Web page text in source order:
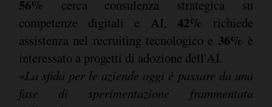
56% cerca consulenza strategica su
competenze digitali e AI, 42% richiede
assistenza nel recruiting tecnologico e 36% è
interessato a progetti di adozione dell'AI.
«La sfida per le aziende oggi è passare da una
fase di sperimentazione frammentata